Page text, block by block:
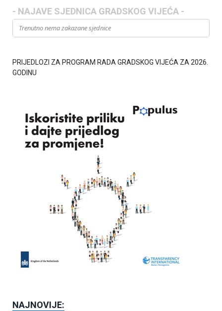
- NAJAVE SJEDNICA GRADSKOG VIJEĆA -
Trenutno nema zakazane sjednice
PRIJEDLOZI ZA PROGRAM RADA GRADSKOG VIJEĆA ZA 2026.
GODINU
NAJNOVIJE: